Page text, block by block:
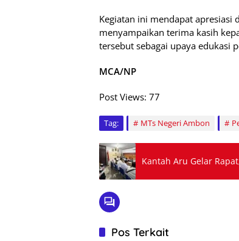
Kegiatan ini mendapat apresiasi
menyampaikan terima kasih
tersebut sebagai upaya edukasi
MCA/NP
Post Views: 77
Tag: MTs Negeri Ambon
Kantah Aru Gelar
Pos Terkait